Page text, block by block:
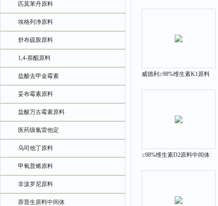
匹莫苯丹原料
埃格列净原料
舒布硫胺原料
1,4-萘醌原料
盐酸去甲金霉素
妥布霉素原料
盐酸万古霉素原料
医药级氯雷他定
乌司他丁原料
甲氧普烯原料
非泼罗尼原料
萘普生原料中间体
威德利≥98%维生素K1原料
≥98%维生素D2原料中间体